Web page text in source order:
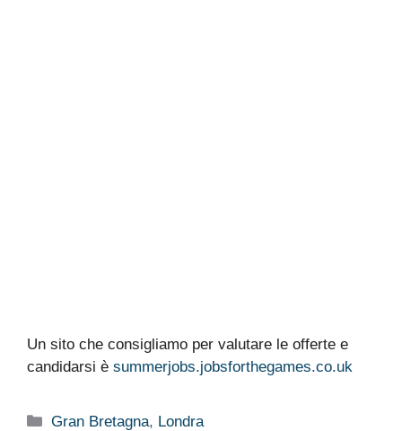
Un sito che consigliamo per valutare le offerte e
candidarsi è summerjobs.jobsforthegames.co.uk
Categorie
Gran Bretagna, Londra